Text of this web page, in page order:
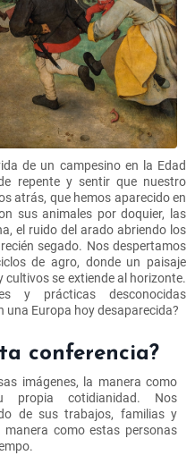
de un campesino en la Edad
repente y sentir que nuestro
atrás, que hemos aparecido en
sus animales por doquier, las
el ruido del arado abriendo los
segado. Nos despertamos
de agro, donde un paisaje
se extiende al horizonte.
y prácticas desconocidas
una Europa hoy desaparecida?
conferencia?
imágenes, la manera como
propia cotidianidad. Nos
de sus trabajos, familias y
como estas personas